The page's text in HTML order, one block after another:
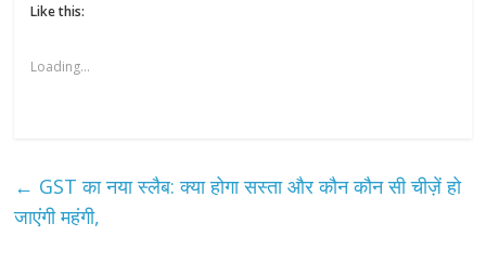
Like this:
Loading...
← GST का नया स्लैब: क्या होगा सस्ता और कौन कौन सी चीज़ें हो
जाएंगी महंगी,